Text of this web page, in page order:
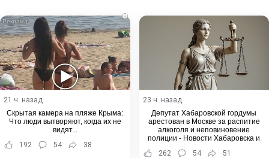
i
21 ч. назад
Скрытая камера на пляже Крыма:
Что люди вытворяют, когда их не
видят...
192
54 38
23 ч. назад
Депутат Хабаровской гордумы
арестован в Москве за распитие
алкоголя и неповиновение
полиции - Новости Хабаровска и
262 54 51